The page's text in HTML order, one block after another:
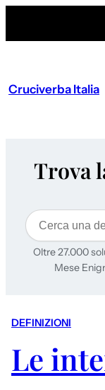
Cruciverba Italia
Trova
Cerca
Oltre 27.000
Mese
DEFINIZIONI
Le